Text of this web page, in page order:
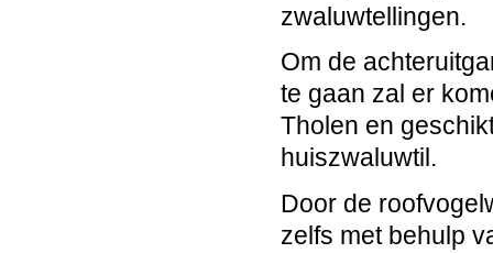
zwaluwtellingen.
Om de
te gaan zal er
Tholen en
huiszwaluwtil.
Door de
zelfs met behulp